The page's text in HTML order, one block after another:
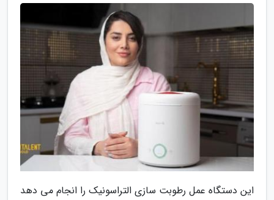
این دستگاه عمل رطوبت سازی التراسونیک را انجام می دهد